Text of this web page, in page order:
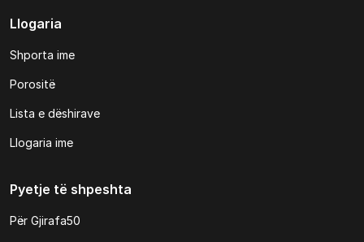
Llogaria
Shporta ime
Porositë
Lista e dëshirave
Llogaria ime
Pyetje të shpeshta
Për Gjirafa50